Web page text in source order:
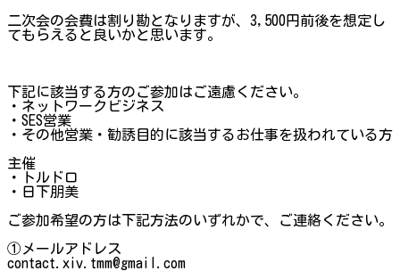
二次会の会費は割り勘となりますが、3,500円前後を想定し
てもらえると良いかと思います。
下記に該当する方のご参加はご遠慮ください。
・ネットワークビジネス
・SES営業
・その他営業・勧誘目的に該当するお仕事を扱われている方
主催
・トルドロ
・日下朋美
ご参加希望の方は下記方法のいずれかで、ご連絡ください。
①メールアドレス
contact.xiv.tmm@gmail.com